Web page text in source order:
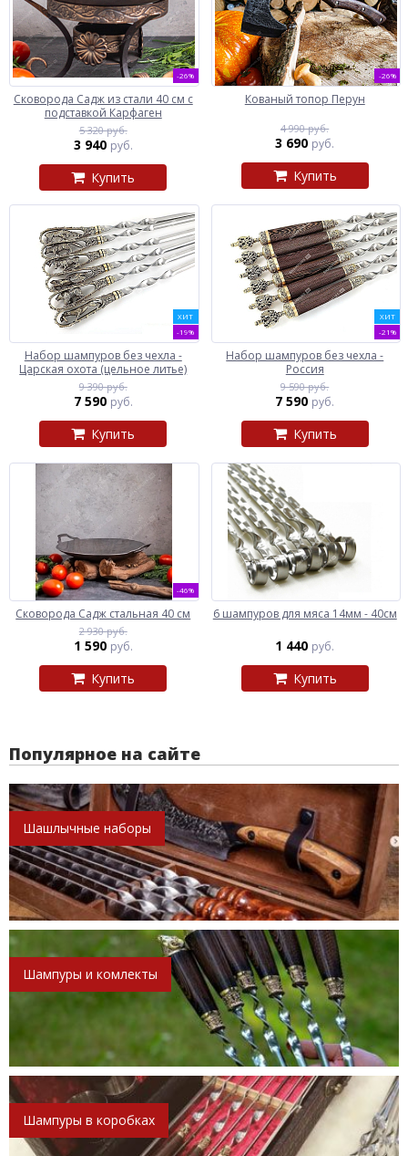
-26%
Сковорода Садж из стали 40 см с
подставкой Карфаген
5 320 руб.
3 940 руб.
Купить
-26%
Кованый топор Перун
4 990 руб.
3 690 руб.
Купить
ХИТ
-19%
Набор шампуров без чехла -
Царская охота (цельное литье)
9 390 руб.
7 590 руб.
Купить
ХИТ
-21%
Набор шампуров без чехла -
Россия
9 590 руб.
7 590 руб.
Купить
-46%
Сковорода Садж стальная 40 см
2 930 руб.
1 590 руб.
Купить
6 шампуров для мяса 14мм - 40см
1 440 руб.
Купить
Популярное на сайте
Шашлычные наборы
Шампуры и комлекты
Шампуры в коробках